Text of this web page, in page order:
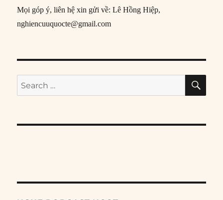
Mọi góp ý, liên hệ xin gửi về: Lê Hồng Hiệp,
nghiencuuquocte@gmail.com
Search
for: